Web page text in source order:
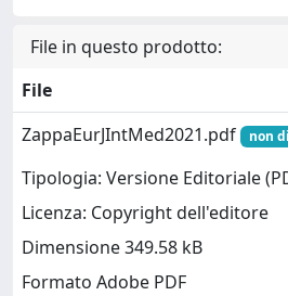
File in questo prodotto:
File
ZappaEurJIntMed2021.pdf
non
Tipologia: Versione Editoriale
Licenza: Copyright dell'editore
Dimensione 349.58 kB
Formato Adobe PDF